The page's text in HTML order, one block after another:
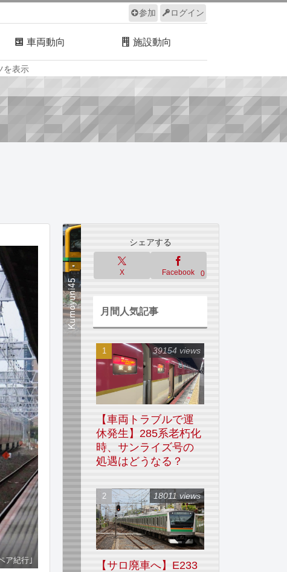
ログイン
参加
を表示
車両動向 施設動向
ルール サイトについて
ア紀行｣
シェアする
X Facebook 0
月間人気記事
【車両トラブルで運
休発生】285系老朽化
時、サンライズ号の
処遇はどうなる？
39154 views
【サロ廃車へ】E233
18011 views